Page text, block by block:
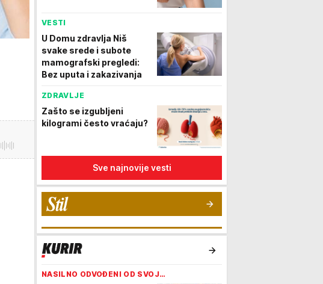
VESTI
U Domu zdravlja Niš
svake srede i subote
mamografski pregledi:
Bez uputa i zakazivanja
ZDRAVLJE
Zašto se izgubljeni
kilogrami često vraćaju?
Sve najnovije vesti
NASILNO ODVOĐENI OD SVOJ…